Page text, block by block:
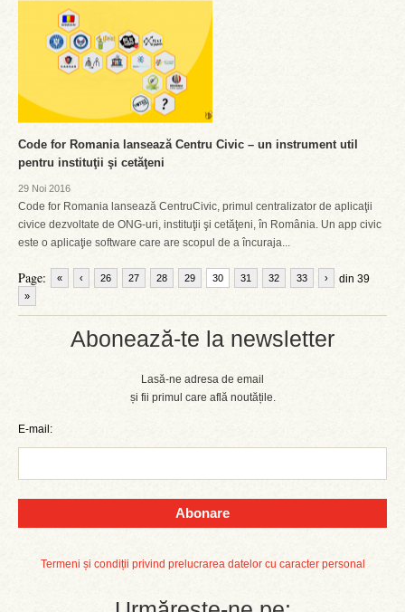
Abonează-te la newsletter
Lasă-ne adresa de email
și fii primul care află noutățile.
E-mail:
Abonare
Termeni și condiții privind prelucrarea datelor cu caracter personal
Code for Romania lansează Centru Civic – un instrument util
pentru instituţii şi cetăţeni
29 Noi 2016
Code for Romania lansează CentruCivic, primul centralizator de aplicaţii
civice dezvoltate de ONG-uri, instituţii şi cetăţeni, în România. Un app civic
este o aplicaţie software care are scopul de a încuraja...
Page: « ‹ 26 27 28 29 30 31 32 33 din 39
›
»